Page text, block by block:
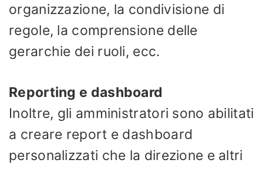
organizzazione, la condivisione di
regole, la comprensione delle
gerarchie dei ruoli, ecc.
Reporting e dashboard
Inoltre, gli amministratori sono abilitati
a creare report e dashboard
personalizzati che la direzione e altri